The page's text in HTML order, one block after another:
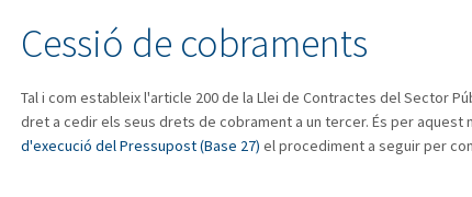
Cessió de cobraments
Tal i com estableix l'article 200 de la Llei de Contractes del Sector
dret a cedir els seus drets de cobrament a un tercer. És per aquest
d'execució del Pressupost (Base 27) el procediment a seguir per